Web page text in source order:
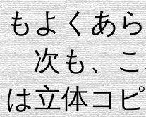
もよくあ
次も、こ
は立体コ